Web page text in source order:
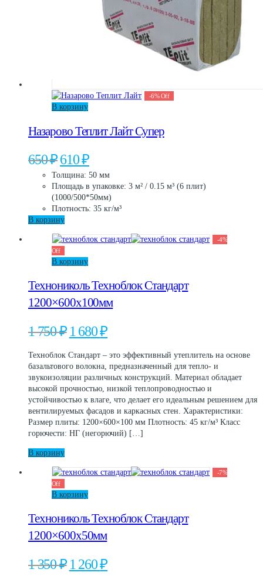
-6% Off
В корзину
Назарово Теплит Лайт Супер
650₽ Первоначальная
цена
составляла
650 ₽.
610₽Текущая
цена:
610 ₽.
Толщина: 50 мм
Площадь в упаковке: 3 м² / 0.15 м³ (6 плит)
(1000/500*50мм)
Плотность: 35 кг/м³
В корзину
-4%
Off
В корзину
Технониколь Техноблок Стандарт
1200×600х100мм
1 750₽ Первоначальная
цена
1
750 ₽.
1 680₽Текущая
цена:
680 ₽.
Техноблок Стандарт – это эффективный утеплитель на основе
базальтового волокна, предназначенный для тепло- и
звукоизоляции различных конструкций. Материал обладает
высокой прочностью, низкой теплопроводностью и
устойчивостью к влаге, что делает его идеальным решением для
вентилируемых фасадов и каркасных стен. Характеристики:
Размер плиты: 1200×600×100 мм Плотность: 45 кг/м³ Класс
горючести: НГ (негорючий) […]
В корзину
-7%
Off
В корзину
Технониколь Техноблок Стандарт
1200×600х50мм
1 350₽ Первоначальная
цена
1 260₽Текущая
цена: